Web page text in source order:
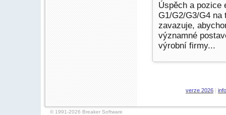
Úspěch a pozice
G1/G2/G3/G4 na
zavazuje,
významné
výrobní firmy...
verze 2026 |
© 1991-2026 Breaker Software